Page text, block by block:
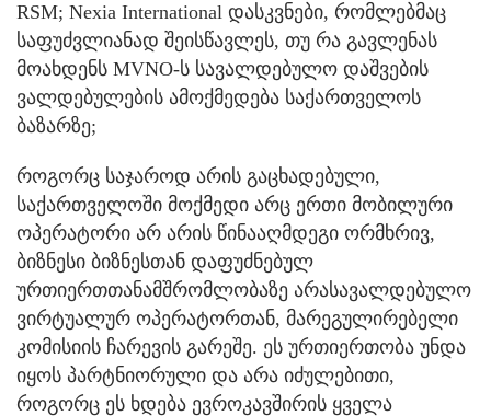
RSM; Nexia International დასკვნები, რომლებმაც
საფუძვლიანად შეისწავლეს, თუ რა გავლენას
მოახდენს MVNO-ს სავალდებულო დაშვების
ვალდებულების ამოქმედება საქართველოს
ბაზარზე;
როგორც საჯაროდ არის გაცხადებული,
საქართველოში მოქმედი არც ერთი მობილური
ოპერატორი არ არის წინააღმდეგი ორმხრივ,
ბიზნესი ბიზნესთან დაფუძნებულ
ურთიერთთანამშრომლობაზე არასავალდებულო
ვირტუალურ ოპერატორთან, მარეგულირებელი
კომისიის ჩარევის გარეშე. ეს ურთიერთობა უნდა
იყოს პარტნიორული და არა იძულებითი,
როგორც ეს ხდება ევროკავშირის ყველა